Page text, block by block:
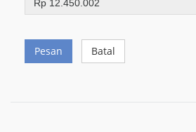
Pesan Batal